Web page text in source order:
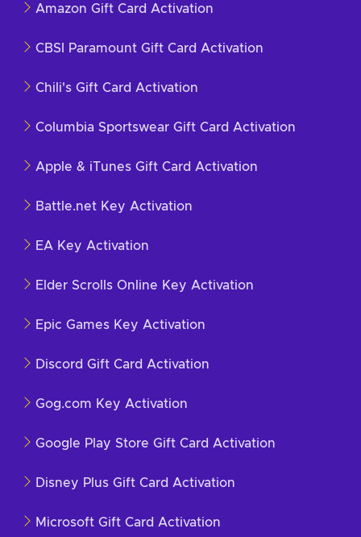
Amazon Gift Card Activation
CBSI Paramount Gift Card Activation
Chili's Gift Card Activation
Columbia Sportswear Gift Card Activation
Apple & iTunes Gift Card Activation
Battle.net Key Activation
EA Key Activation
Elder Scrolls Online Key Activation
Epic Games Key Activation
Discord Gift Card Activation
Gog.com Key Activation
Google Play Store Gift Card Activation
Disney Plus Gift Card Activation
Microsoft Gift Card Activation